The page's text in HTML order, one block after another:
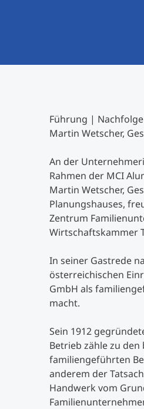
Führung |
Martin Wetscher,
An der
Rahmen der MCI
Martin Wetscher,
Planungshauses,
Zentrum
Wirtschaftskammer
In seiner Gastrede
österreichischen
GmbH als
macht.
Sein 1912
Betrieb zähle zu
familiengeführten
anderem der
Handwerk vom